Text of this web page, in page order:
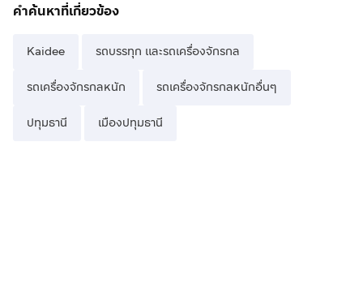
คำค้นหาที่เกี่ยวข้อง
Kaidee รถบรรทุก และรถเครื่องจักรกล
รถเครื่องจักรกลหนัก รถเครื่องจักรกลหนักอื่นๆ
ปทุมธานี เมืองปทุมธานี